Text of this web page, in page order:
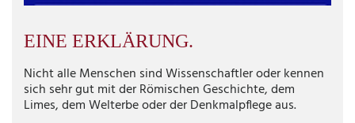
EINE ERKLÄRUNG.
Nicht alle Menschen sind Wissenschaftler oder kennen
sich sehr gut mit der Römischen Geschichte, dem
Limes, dem Welterbe oder der Denkmalpflege aus.